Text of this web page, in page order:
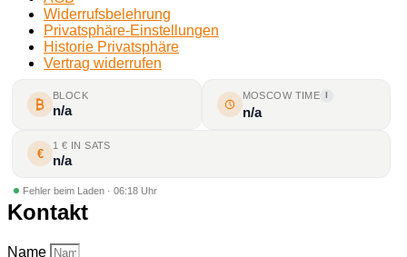
Widerrufsbelehrung
Privatsphäre-Einstellungen
Historie Privatsphäre
Vertrag widerrufen
BLOCK
n/a
MOSCOW TIME I
n/a
€
1 € IN SATS
n/a
Fehler beim Laden · 06:18 Uhr
Kontakt
Name